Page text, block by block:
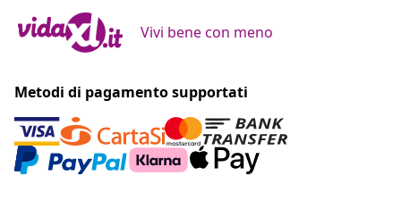
Vivi bene con meno
Metodi di pagamento supportati